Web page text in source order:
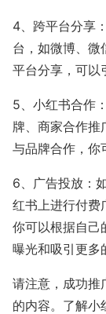
4、跨平台分享
台，如微博、微
平台分享，可以
5、小红书合作
牌、商家合作推
与品牌合作，你
6、广告投放：
红书上进行付费
你可以根据自己
曝光和吸引更多
请注意，成功推
的内容。了解小